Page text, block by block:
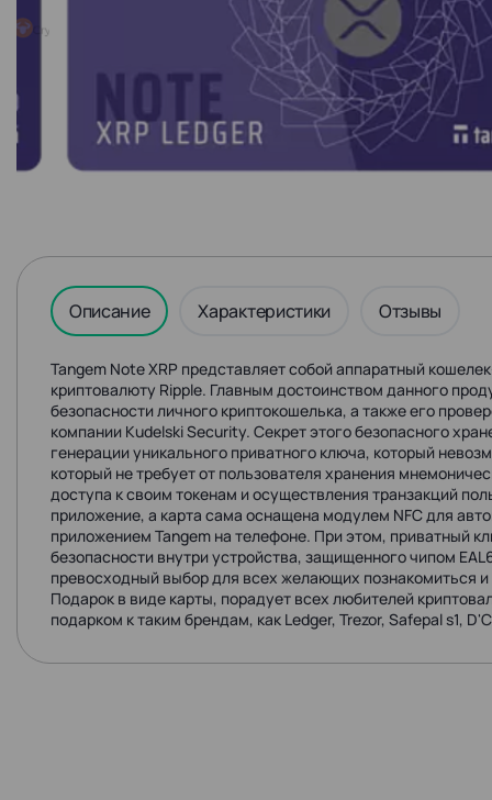
Описание Характеристики Отзывы
Tangem Note XRP представляет собой аппаратный
криптовалюту Ripple. Главным достоинством данного
безопасности личного криптокошелька, а также его
компании Kudelski Security. Секрет этого безопасного
генерации уникального приватного ключа, который
который не требует от пользователя хранения
доступа к своим токенам и осуществления транзакций
приложение, а карта сама оснащена модулем NFC для
приложением Tangem на телефоне. При этом, приватный
безопасности внутри устройства, защищенного чипом
превосходный выбор для всех желающих познакомиться и
Подарок в виде карты, порадует всех любителей
подарком к таким брендам, как Ledger, Trezor, Safepal s1,